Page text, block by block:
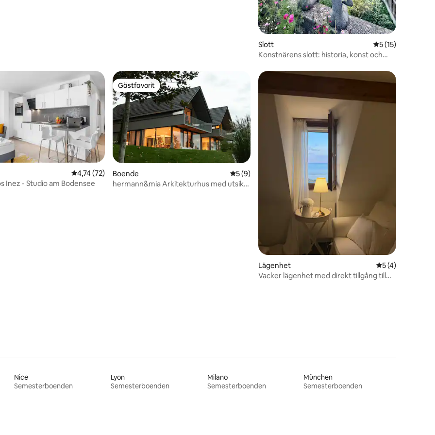
Slott 5 av 5 i
5 (15)
Konstnärens slott: historia, konst och
betyg, 5 omdömen
4,74 av 5 i genomsnittligt betyg, 72 omdömen
4,74 (72)
Inez - Studio am Bodensee
Gästfavorit
Gästfavorit
Boende 5 av 5 i genomsnittligt betyg, 9 omdömen
5 (9)
hermann&mia Arkitekturhus med utsikt
Lägenhet 5 av 5 i
5 (4)
Vacker lägenhet med direkt tillgång till
Nice
Semesterboenden
Lyon
Semesterboenden
Milano
Semesterboenden
München
Semesterboenden